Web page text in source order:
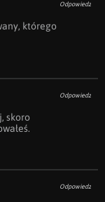
Odpowiedz
którego
Odpowiedz
skoro
Odpowiedz